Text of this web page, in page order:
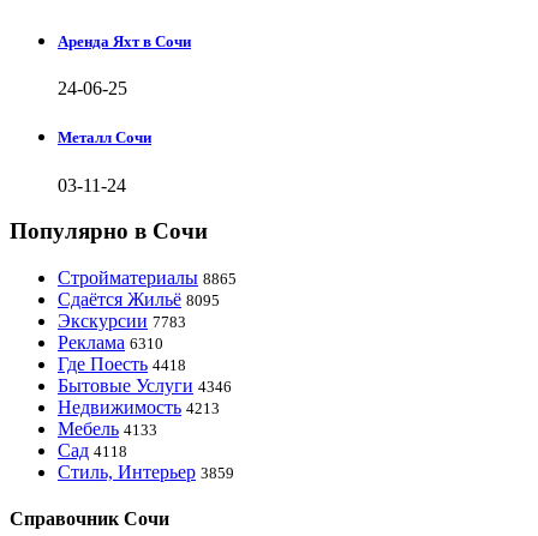
Аренда Яхт в Сочи
24-06-25
Металл Сочи
03-11-24
Популярно в Сочи
Стройматериалы 8865
Сдаётся Жильё 8095
Экскурсии 7783
Реклама 6310
Где Поесть 4418
Бытовые Услуги 4346
Недвижимость 4213
Мебель 4133
Сад 4118
Стиль, Интерьер 3859
Справочник Сочи